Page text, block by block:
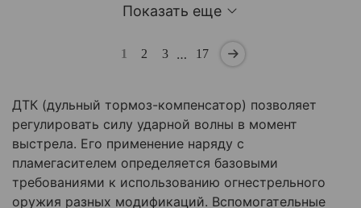
Показать еще
1 2 3 … 17
ДТК (дульный тормоз-компенсатор) позволяет
регулировать силу ударной волны в момент
выстрела. Его применение наряду с
пламегасителем определяется базовыми
требованиями к использованию огнестрельного
оружия разных модификаций. Вспомогательные